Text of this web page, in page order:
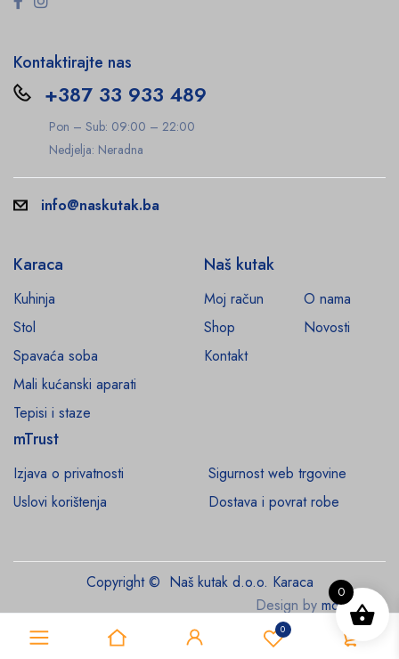
0 0
Kontaktirajte nas
+387 33 933 489
Pon – Sub: 09:00 – 22:00
Nedjelja: Neradna
info@naskutak.ba
Karaca
Kuhinja
Stol
Spavaća soba
Mali kućanski aparati
Tepisi i staze
Naš kutak
Moj račun
O nama
Shop
Novosti
Kontakt
mTrust
Izjava o privatnosti
Sigurnost web trgovine
Uslovi korištenja
Dostava i povrat robe
Copyright © Naš kutak d.o.o. Karaca
Design by monroe.ba
0